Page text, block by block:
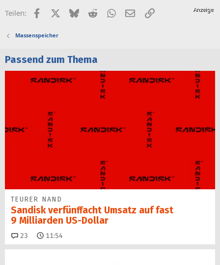
Teilen: FacebookX (Twitter)
BlueskyRedditWhatsApp
E-MailLink
Massenspeicher
Passend zum Thema
TEURER NAND
Sandisk verfünffacht Umsatz auf fast
9 Milliarden US-Dollar
23 Kommentare
11:54